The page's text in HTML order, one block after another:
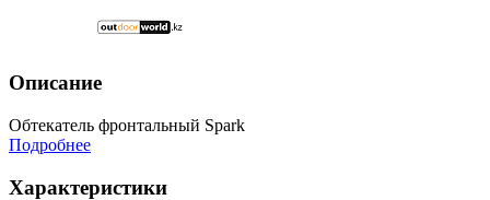
Описание
Обтекатель фронтальный Spark
Подробнее
Характеристики